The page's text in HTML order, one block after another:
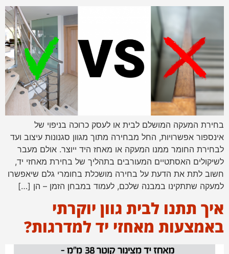
בחירת המעקה המושלם לבית או לעסק כרוכה בניפוי של
אינספור אפשרויות, החל מבחירה מתוך מגוון סגנונות עיצוב ועד
לבחירת החומר ממנו המעקה או מאחז היד ייוצר. אולם מעבר
לשיקולים האסתטיים המעורבים בתהליך של בחירת מאחזי יד,
חשוב לתת את הדעת על בחירה מושכלת בחומרי גלם שיאפשרו
למעקה שתתקינו במבנה שלכם, לעמוד במבחן הזמן – הן […]
איך תתנו לבית גוון יוקרתי
באמצעות מאחזי יד למדרגות?